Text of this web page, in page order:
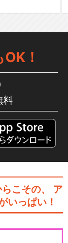
！
料
こその、
ア
いっぱい！